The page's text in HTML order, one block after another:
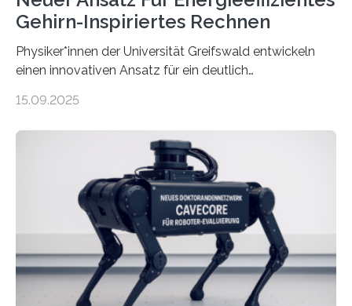
Gehirn-Inspiriertes Rechnen
Physiker*innen der Universität Greifswald entwickeln
einen innovativen Ansatz für ein deutlich
Lösungsweg ist inspiriert vom menschlichen Gehirn. Die
stellt die heutige Computertechnik vor
Herausforderungen. Herkömmliche Silizium-
Prozessoren stoßen an ihre Grenzen: Sie verbrauchen
viel Energie, die Speicher- und Verarbeitungseinheiten
sind voneinander getrennt und die Datenübertragung
bremst komplexe Anwendungen aus. Da KI-Modelle
immer größer werden und riesige Datenmengen
verarbeiten müssen, steigt der Bedarf an neuen
Rechenarchitekturen. Neben Quantencomputern
15.09.2025